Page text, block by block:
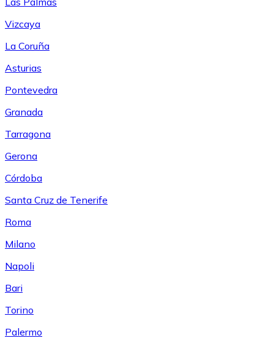
Vizcaya
La Coruña
Asturias
Pontevedra
Granada
Tarragona
Gerona
Córdoba
Santa Cruz de Tenerife
Roma
Milano
Napoli
Bari
Torino
Palermo